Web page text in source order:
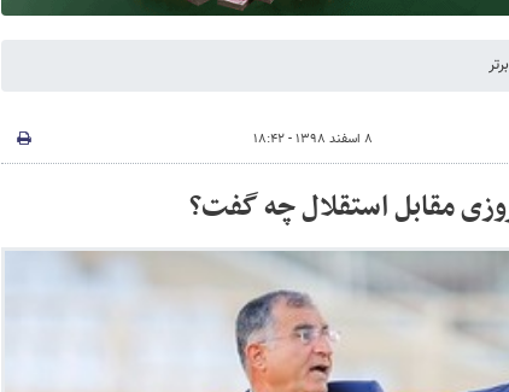
۸ اسفند ۱۳۹۸ - ۱۸:۴۲
مقابل استقلال چه گفت؟